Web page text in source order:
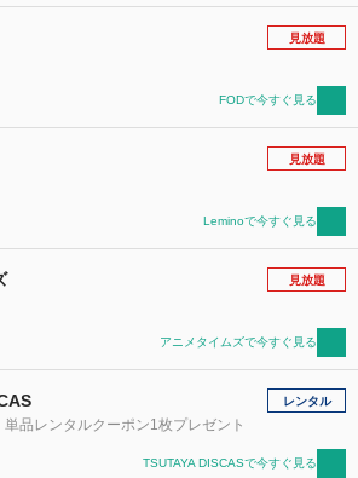
見放題
FODで今すぐ見る
見放題
Leminoで今すぐ見る
見放題
アニメタイムズで今すぐ見る
単品レンタルクーポン1枚プレゼント
レンタル
TSUTAYA DISCASで今すぐ見る